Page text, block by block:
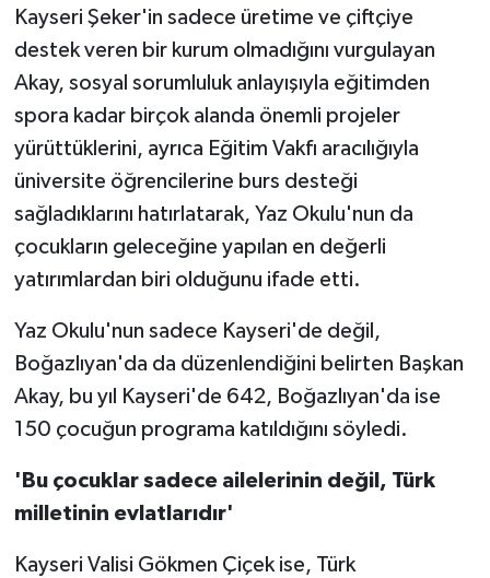
Kayseri Şeker'in sadece üretime ve çiftçiye
destek veren bir kurum olmadığını vurgulayan
Akay, sosyal sorumluluk anlayışıyla eğitimden
spora kadar birçok alanda önemli projeler
yürüttüklerini, ayrıca Eğitim Vakfı aracılığıyla
üniversite öğrencilerine burs desteği
sağladıklarını hatırlatarak, Yaz Okulu'nun da
çocukların geleceğine yapılan en değerli
yatırımlardan biri olduğunu ifade etti.
Yaz Okulu'nun sadece Kayseri'de değil,
Boğazlıyan'da da düzenlendiğini belirten Başkan
Akay, bu yıl Kayseri'de 642, Boğazlıyan'da ise
150 çocuğun programa katıldığını söyledi.
'Bu çocuklar sadece ailelerinin değil, Türk
milletinin evlatlarıdır'
Kayseri Valisi Gökmen Çiçek ise, Türk